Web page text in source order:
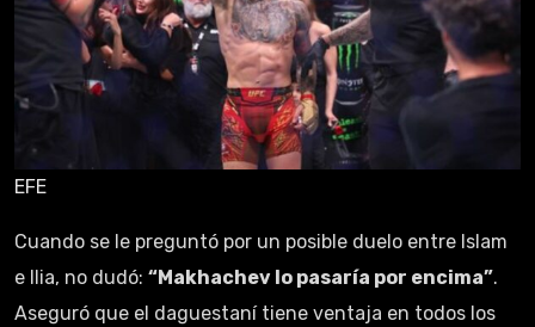
EFE
Cuando se le preguntó por un posible duelo entre Islam
e Ilia, no dudó: “Makhachev lo pasaría por encima”.
Aseguró que el daguestaní tiene ventaja en todos los